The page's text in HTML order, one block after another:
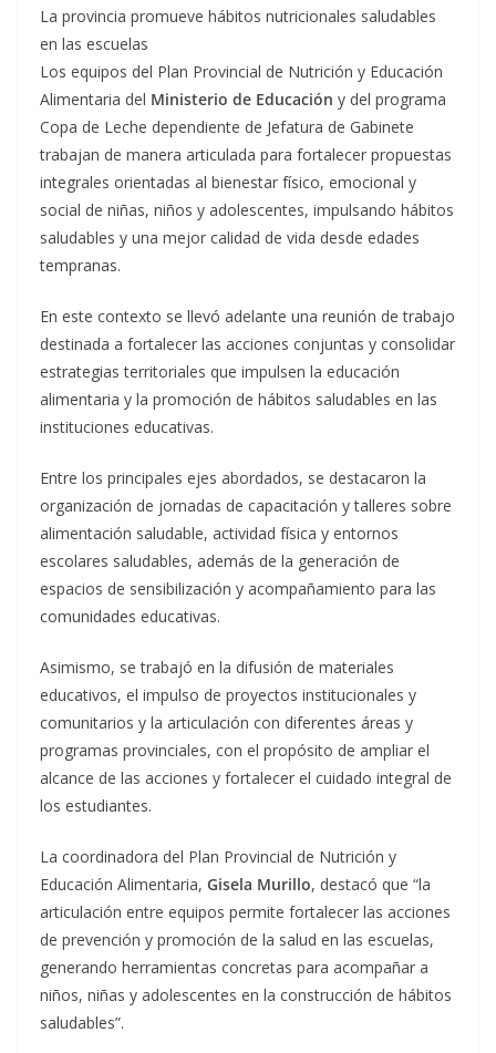
La provincia promueve hábitos nutricionales saludables
en las escuelas
Los equipos del Plan Provincial de Nutrición y Educación
Alimentaria del Ministerio de Educación y del programa
Copa de Leche dependiente de Jefatura de Gabinete
trabajan de manera articulada para fortalecer propuestas
integrales orientadas al bienestar físico, emocional y
social de niñas, niños y adolescentes, impulsando hábitos
saludables y una mejor calidad de vida desde edades
tempranas.
En este contexto se llevó adelante una reunión de trabajo
destinada a fortalecer las acciones conjuntas y consolidar
estrategias territoriales que impulsen la educación
alimentaria y la promoción de hábitos saludables en las
instituciones educativas.
Entre los principales ejes abordados, se destacaron la
organización de jornadas de capacitación y talleres sobre
alimentación saludable, actividad física y entornos
escolares saludables, además de la generación de
espacios de sensibilización y acompañamiento para las
comunidades educativas.
Asimismo, se trabajó en la difusión de materiales
educativos, el impulso de proyectos institucionales y
comunitarios y la articulación con diferentes áreas y
programas provinciales, con el propósito de ampliar el
alcance de las acciones y fortalecer el cuidado integral de
los estudiantes.
La coordinadora del Plan Provincial de Nutrición y
Educación Alimentaria, Gisela Murillo, destacó que “la
articulación entre equipos permite fortalecer las acciones
de prevención y promoción de la salud en las escuelas,
generando herramientas concretas para acompañar a
niños, niñas y adolescentes en la construcción de hábitos
saludables”.